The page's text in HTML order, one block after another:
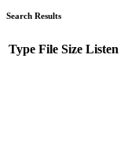
Search Results
Type File Size Listen